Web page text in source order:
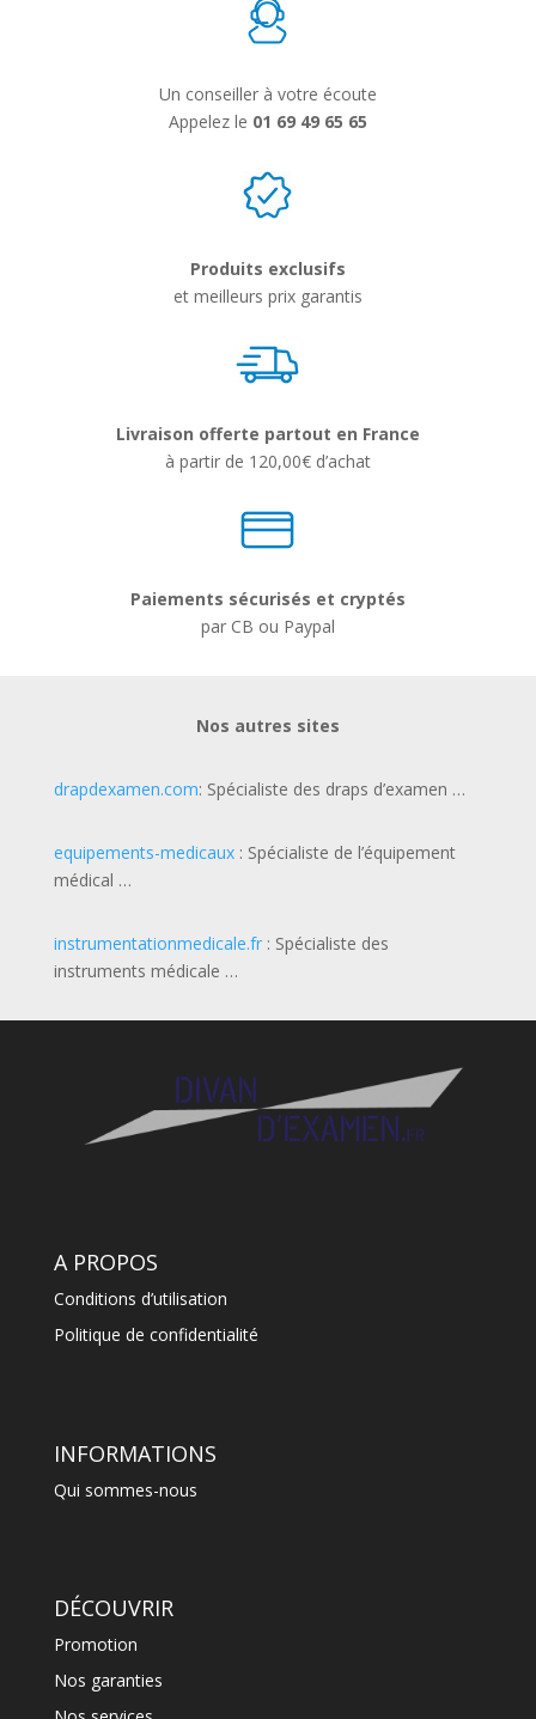
Un conseiller à votre écoute
Appelez le 01 69 49 65 65
Produits exclusifs
et meilleurs prix garantis
Livraison offerte partout en France
à partir de 120,00€ d’achat
Paiements sécurisés et cryptés
par CB ou Paypal
Nos autres sites
drapdexamen.com: Spécialiste des draps d’examen …
equipements-medicaux: Spécialiste de l’équipement
médical …
instrumentationmedicale.fr: Spécialiste des
instruments médicale …
A PROPOS
Conditions d’utilisation
Politique de confidentialité
INFORMATIONS
Qui sommes-nous
DÉCOUVRIR
Promotion
Nos garanties